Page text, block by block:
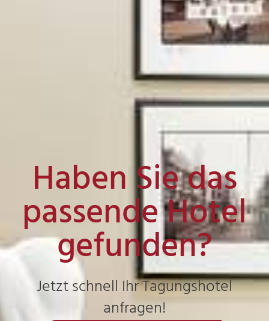
Haben Sie das
passende Hotel
gefunden?
Jetzt schnell Ihr Tagungshotel
anfragen!